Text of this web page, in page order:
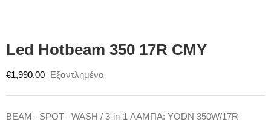
Led Hotbeam 350 17R CMY
€1,990.00 Εξαντλημένο
BEAM –SPOT –WASH / 3-in-1 ΛΑΜΠΑ: YODN 350W/17R